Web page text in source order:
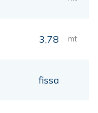
3,78 mt
fissa